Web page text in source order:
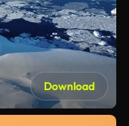
Download